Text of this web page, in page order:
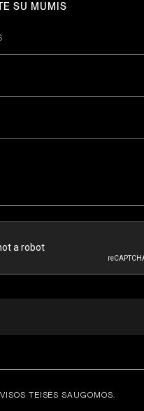
SU MUMIS
TEISĖS SAUGOMOS.